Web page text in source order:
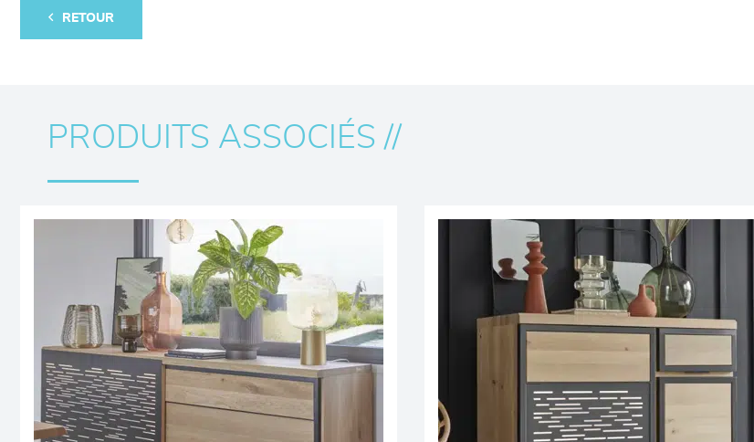
RETOUR
PRODUITS ASSOCIÉS //